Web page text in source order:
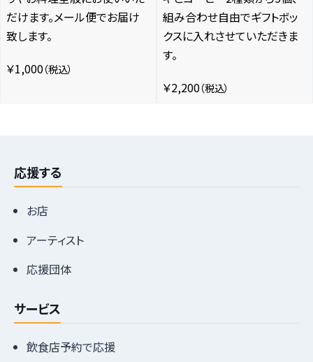
だけます。メール便でお届け
致します。
￥1,000（税込）
組み合わせ自由でギフトボッ
クスに入れさせていただきま
す。
￥2,200（税込）
応援する
お店
アーティスト
応援団体
サービス
飲食店予約で応援